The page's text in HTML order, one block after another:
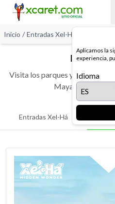
Aplicamos la
experiencia,
Idioma
Inicio / Entradas Xel-Há
Visita los parques y tours más
Maya con los
Entradas Xel-Há